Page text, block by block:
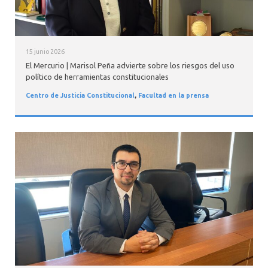
15 junio 2026
El Mercurio | Marisol Peña advierte sobre los riesgos del uso
político de herramientas constitucionales
Centro de Justicia Constitucional, Facultad en la prensa